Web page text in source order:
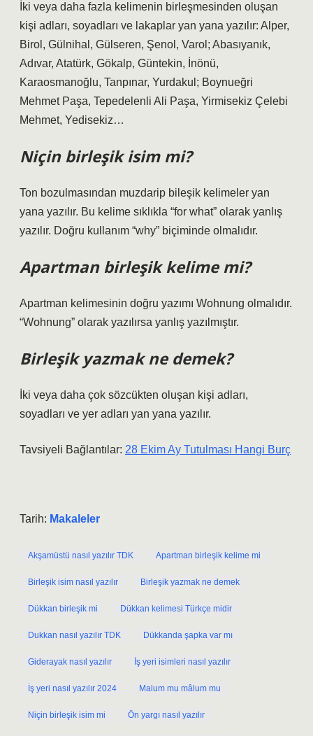
İki veya daha fazla kelimenin birleşmesinden oluşan
kişi adları, soyadları ve lakaplar yan yana yazılır: Alper,
Birol, Gülnihal, Gülseren, Şenol, Varol; Abasıyanık,
Adıvar, Atatürk, Gökalp, Güntekin, İnönü,
Karaosmanoğlu, Tanpınar, Yurdakul; Boynueğri
Mehmet Paşa, Tepedelenli Ali Paşa, Yirmisekiz Çelebi
Mehmet, Yedisekiz…
Niçin birleşik isim mi?
Ton bozulmasından muzdarip bileşik kelimeler yan
yana yazılır. Bu kelime sıklıkla “for what” olarak yanlış
yazılır. Doğru kullanım “why” biçiminde olmalıdır.
Apartman birleşik kelime mi?
Apartman kelimesinin doğru yazımı Wohnung olmalıdır.
“Wohnung” olarak yazılırsa yanlış yazılmıştır.
Birleşik yazmak ne demek?
İki veya daha çok sözcükten oluşan kişi adları,
soyadları ve yer adları yan yana yazılır.
Tavsiyeli Bağlantılar: 28 Ekim Ay Tutulması Hangi Burç
Tarih: Makaleler
Akşamüstü nasıl yazılır TDK Apartman birleşik kelime mi
Birleşik isim nasıl yazılır Birleşik yazmak ne demek
Dükkan birleşik mi Dükkan kelimesi Türkçe midir
Dukkan nasıl yazılır TDK Dükkanda şapka var mı
Giderayak nasıl yazılır İş yeri isimleri nasıl yazılır
İş yeri nasıl yazılır 2024 Malum mu mâlum mu
Niçin birleşik isim mi Ön yargı nasıl yazılır